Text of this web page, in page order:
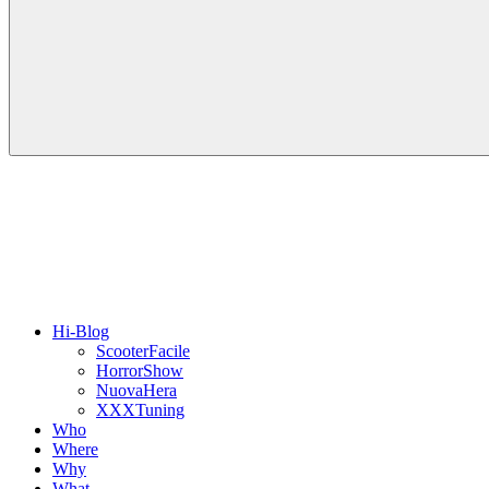
Hi-Blog
ScooterFacile
HorrorShow
NuovaHera
XXXTuning
Who
Where
Why